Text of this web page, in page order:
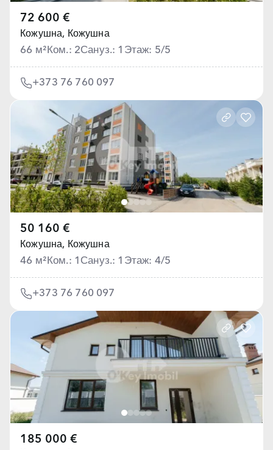
72 600 €
Кожушна, Кожушна
66 м² Ком.: 2Сануз.: 1 Этаж: 5/5
+373 76 760 097
50 160 €
Кожушна, Кожушна
46 м² Ком.: 1 Сануз.: 1 Этаж: 4/5
+373 76 760 097
185 000 €